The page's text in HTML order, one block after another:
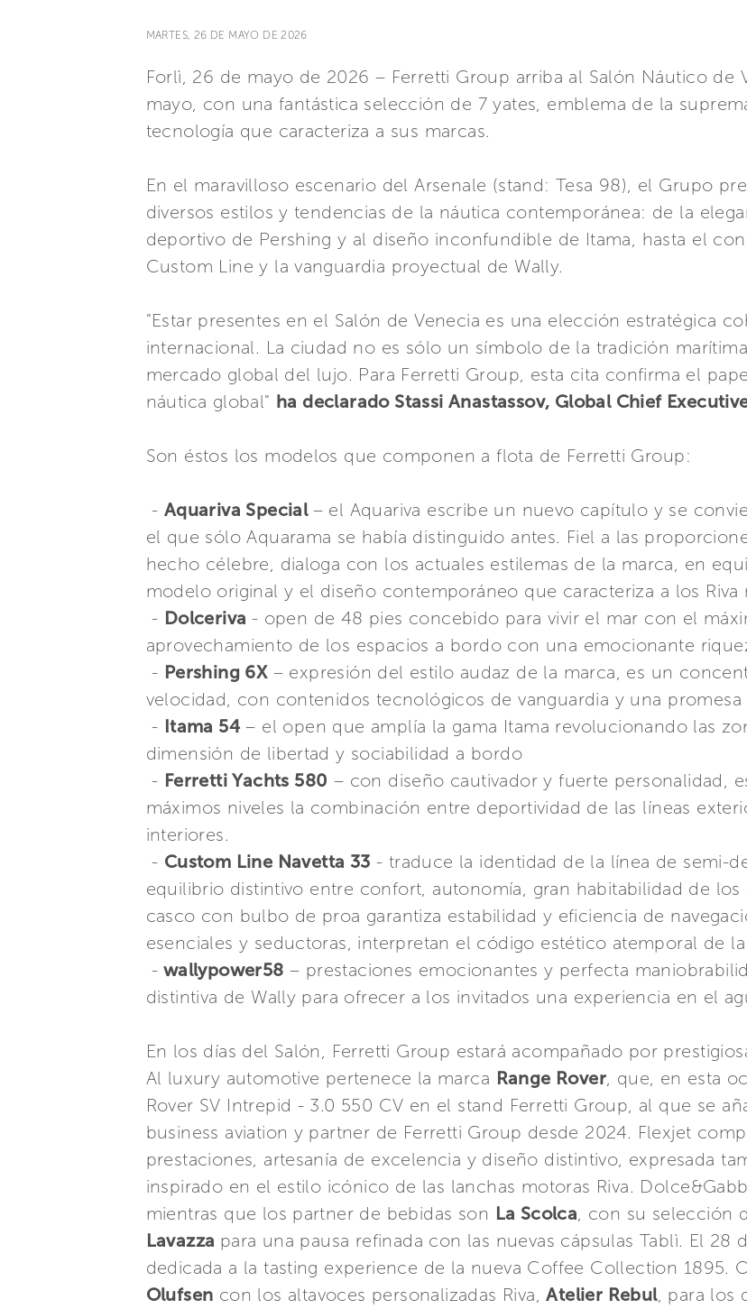
MARTES, 26 DE MAYO DE 2026
Forlì, 26 de mayo de 2026 – Ferretti Group arriba al Salón Náutico de
mayo, con una fantástica selección de 7 yates, emblema de la
tecnología que caracteriza a sus marcas.
En el maravilloso escenario del Arsenale (stand: Tesa 98), el Grupo
diversos estilos y tendencias de la náutica contemporánea: de la
deportivo de Pershing y al diseño inconfundible de Itama, hasta el
Custom Line y la vanguardia proyectual de Wally.
"Estar presentes en el Salón de Venecia es una elección estratégica
internacional. La ciudad no es sólo un símbolo de la tradición
mercado global del lujo. Para Ferretti Group, esta cita confirma el
náutica global" ha declarado Stassi Anastassov, Global Chief
Son éstos los modelos que componen a flota de Ferretti Group:
- Aquariva Special – el Aquariva escribe un nuevo capítulo y se
el que sólo Aquarama se había distinguido antes. Fiel a las
hecho célebre, dialoga con los actuales estilemas de la marca, en
modelo original y el diseño contemporáneo que caracteriza a los Riva
- Dolceriva - open de 48 pies concebido para vivir el mar con el
aprovechamiento de los espacios a bordo con una emocionante
- Pershing 6X– expresión del estilo audaz de la marca, es un
velocidad, con contenidos tecnológicos de vanguardia y una
- Itama 54– el open que amplía la gama Itama revolucionando las
dimensión de libertad y sociabilidad a bordo
- Ferretti Yachts 580 – con diseño cautivador y fuerte personalidad,
máximos niveles la combinación entre deportividad de las líneas
interiores.
- Custom Line Navetta 33 - traduce la identidad de la línea de semi-
equilibrio distintivo entre confort, autonomía, gran habitabilidad de los
casco con bulbo de proa garantiza estabilidad y eficiencia de
esenciales y seductoras, interpretan el código estético atemporal de
- wallypower58 – prestaciones emocionantes y perfecta
distintiva de Wally para ofrecer a los invitados una experiencia en el
En los días del Salón, Ferretti Group estará acompañado por
Al luxury automotive pertenece la marca Range Rover, que, en esta
Rover SV Intrepid - 3.0 550 CV en el stand Ferretti Group, al que se
business aviation y partner de Ferretti Group desde 2024. Flexjet
prestaciones, artesanía de excelencia y diseño distintivo, expresada
inspirado en el estilo icónico de las lanchas motoras Riva.
mientras que los partner de bebidas son La Scolca , con su selección
Lavazza para una pausa refinada con las nuevas cápsulas Tablì. El 28
dedicada a la tasting experience de la nueva Coffee Collection 1895.
Olufsen con los altavoces personalizadas Riva,Atelier Rebul, para los